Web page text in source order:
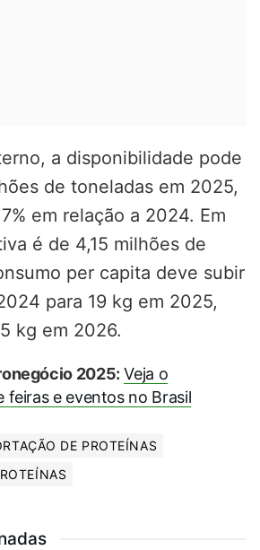
a disponibilidade pode
de toneladas em 2025,
em relação a 2024. Em
é de 4,15 milhões de
per capita deve subir
para 19 kg em 2025,
kg em 2026.
2025: Veja o
feiras e eventos no Brasil
DE PROTEÍNAS